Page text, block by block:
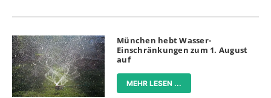
München hebt Wasser-
Einschränkungen zum 1. August
auf
MEHR LESEN ...